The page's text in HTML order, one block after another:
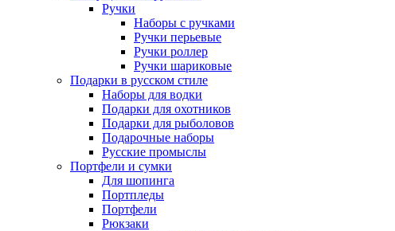
Ручки
Наборы с ручками
Ручки перьевые
Ручки роллер
Ручки шариковые
Подарки в русском стиле
Наборы для водки
Подарки для охотников
Подарки для рыболовов
Подарочные наборы
Русские промыслы
Портфели и сумки
Для шопинга
Портпледы
Портфели
Рюкзаки